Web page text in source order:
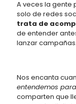
A veces la gente
solo de redes
trata de
de entender
lanzar campañas.
Nos encanta
entendemos
comparten que